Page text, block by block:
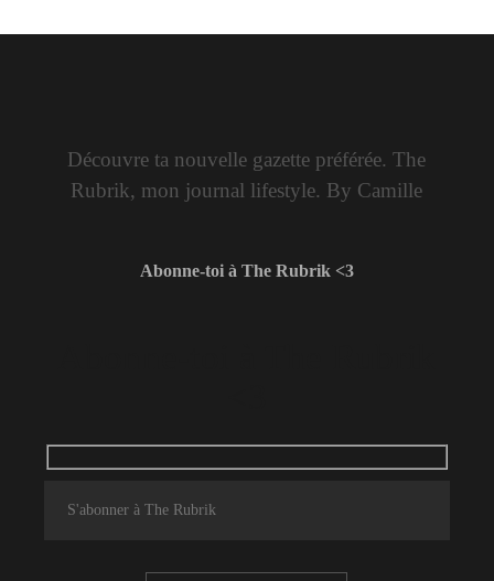
Découvre ta nouvelle gazette préférée. The
Rubrik, mon journal lifestyle. By Camille
Abonne-toi à The Rubrik <3